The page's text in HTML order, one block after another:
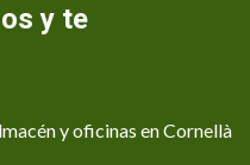
y te
y oficinas en Cornellà